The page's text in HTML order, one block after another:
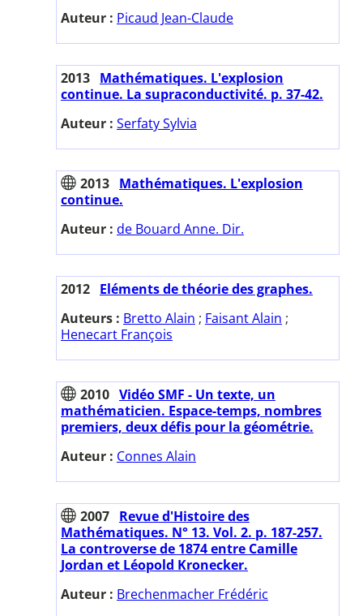
Auteur : Picaud Jean-Claude
2013 Mathématiques. L'explosion
continue. La supraconductivité. p. 37-42.
Auteur : Serfaty Sylvia
2013 Mathématiques. L'explosion
continue.
Auteur : de Bouard Anne. Dir.
2012 Eléments de théorie des graphes.
Auteurs : Bretto Alain ; Faisant Alain ;
Henecart François
2010 Vidéo SMF - Un texte, un
mathématicien. Espace-temps, nombres
premiers, deux défis pour la géométrie.
Auteur : Connes Alain
2007 Revue d'Histoire des
Mathématiques. N° 13. Vol. 2. p. 187-257.
La controverse de 1874 entre Camille
Jordan et Léopold Kronecker.
Auteur : Brechenmacher Frédéric